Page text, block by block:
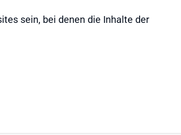
sein, bei denen die Inhalte der